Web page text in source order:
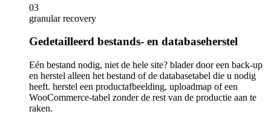
03
granular recovery
Gedetailleerd bestands- en databaseherstel
Eén bestand nodig, niet de hele site? blader door een back-up
en herstel alleen het bestand of de databasetabel die u nodig
heeft. herstel een productafbeelding, uploadmap of een
WooCommerce-tabel zonder de rest van de productie aan te
raken.